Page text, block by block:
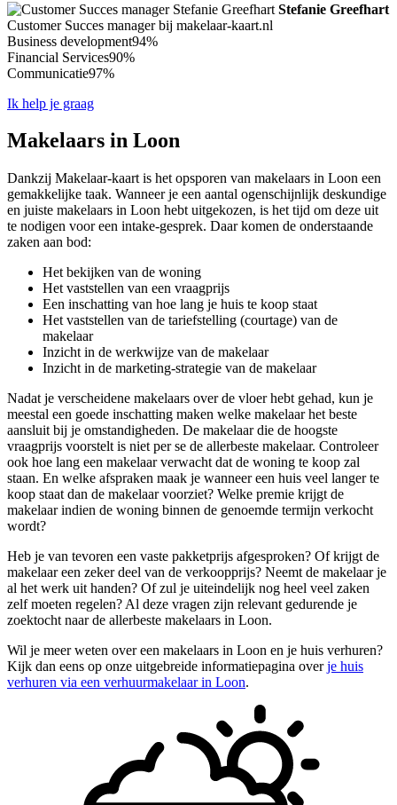
Stefanie Greefhart
Customer Succes manager bij makelaar-kaart.nl
Business development94%
Financial Services90%
Communicatie97%
Ik help je graag
Makelaars in Loon
Dankzij Makelaar-kaart is het opsporen van makelaars in Loon een
gemakkelijke taak. Wanneer je een aantal ogenschijnlijk deskundige
en juiste makelaars in Loon hebt uitgekozen, is het tijd om deze uit
te nodigen voor een intake-gesprek. Daar komen de onderstaande
zaken aan bod:
Het bekijken van de woning
Het vaststellen van een vraagprijs
Een inschatting van hoe lang je huis te koop staat
Het vaststellen van de tariefstelling (courtage) van de
makelaar
Inzicht in de werkwijze van de makelaar
Inzicht in de marketing-strategie van de makelaar
Nadat je verscheidene makelaars over de vloer hebt gehad, kun je
meestal een goede inschatting maken welke makelaar het beste
aansluit bij je omstandigheden. De makelaar die de hoogste
vraagprijs voorstelt is niet per se de allerbeste makelaar. Controleer
ook hoe lang een makelaar verwacht dat de woning te koop zal
staan. En welke afspraken maak je wanneer een huis veel langer te
koop staat dan de makelaar voorziet? Welke premie krijgt de
makelaar indien de woning binnen de genoemde termijn verkocht
wordt?
Heb je van tevoren een vaste pakketprijs afgesproken? Of krijgt de
makelaar een zeker deel van de verkoopprijs? Neemt de makelaar je
al het werk uit handen? Of zul je uiteindelijk nog heel veel zaken
zelf moeten regelen? Al deze vragen zijn relevant gedurende je
zoektocht naar de allerbeste makelaars in Loon.
Wil je meer weten over een makelaars in Loon en je huis verhuren?
Kijk dan eens op onze uitgebreide informatiepagina overje huis
verhuren via een verhuurmakelaar in Loon.